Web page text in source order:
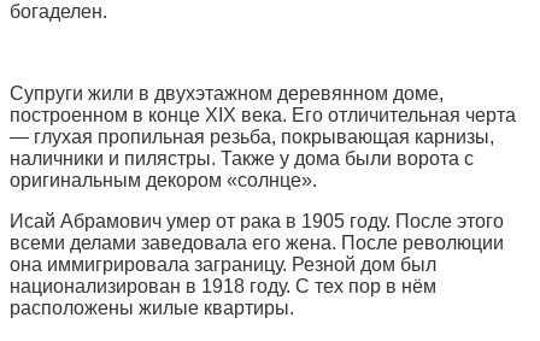
богаделен.
Супруги жили в двухэтажном деревянном доме,
построенном в конце XIX века. Его отличительная черта
— глухая пропильная резьба, покрывающая карнизы,
наличники и пилястры. Также у дома были ворота с
оригинальным декором «солнце».
Исай Абрамович умер от рака в 1905 году. После этого
всеми делами заведовала его жена. После революции
она иммигрировала заграницу. Резной дом был
национализирован в 1918 году. С тех пор в нём
расположены жилые квартиры.